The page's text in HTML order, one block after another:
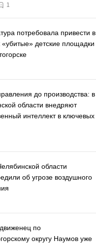
1
потребовала привести в
«убитые» детские площадки
до производства: в
области внедряют
интеллект в ключевых
области
об угрозе воздушного
по
округу Наумов уже